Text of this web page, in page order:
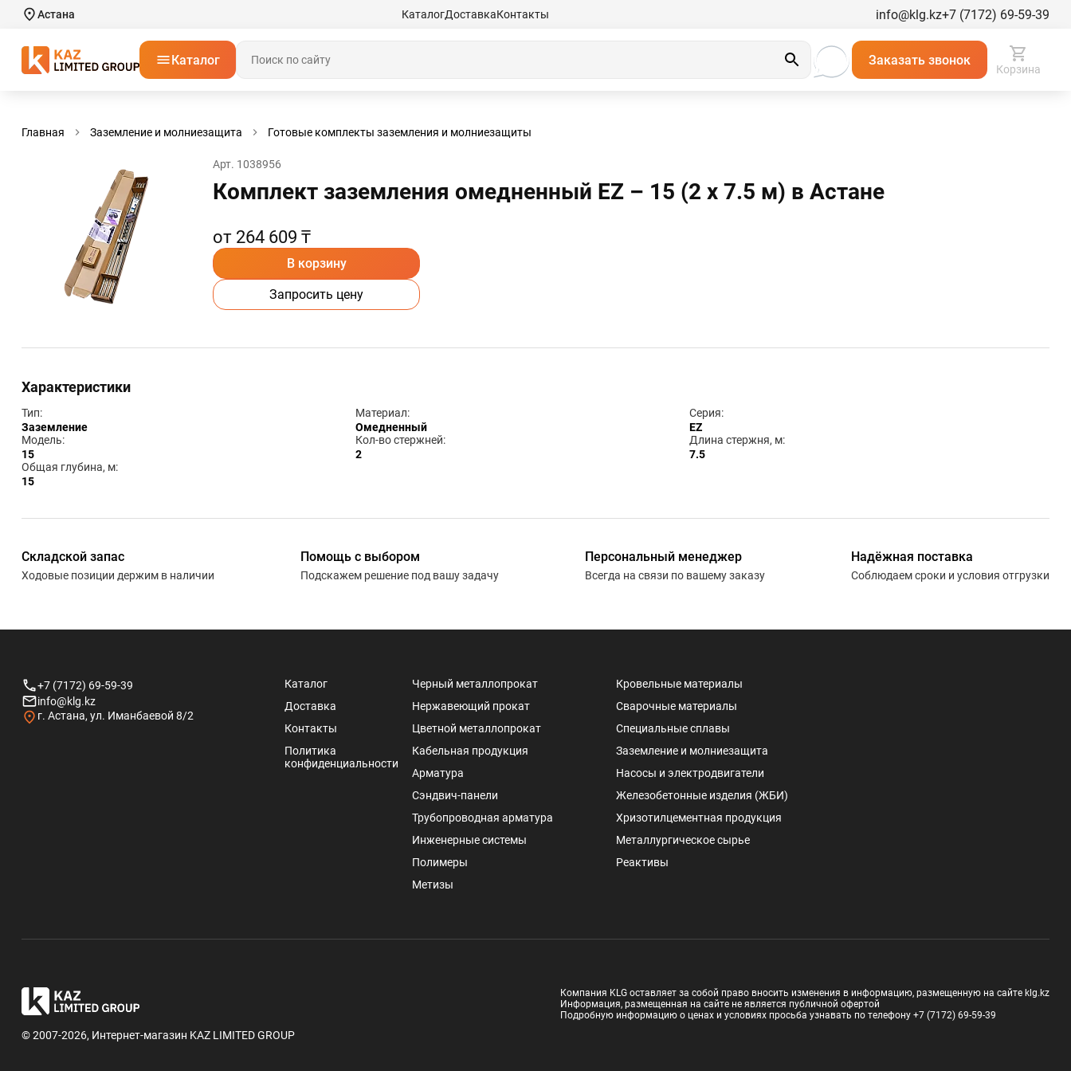
Астана КаталогДоставкаКонтакты info@klg.kz+7 (7172) 69-59-39
Каталог Заказать звонок
Корзина
Главная Заземление и молниезащита Готовые комплекты заземления и молниезащиты
Арт. 1038956
Комплект заземления омедненный EZ – 15 (2 х 7.5 м) в Астанe
от 264 609 ₸
В корзину
Запросить цену
Характеристики
Тип:
Заземление
Материал:
Омедненный
Серия:
EZ
Модель:
15
Кол-во стержней:
2
Длина стержня, м:
7.5
Общая глубина, м:
15
Складской запас
Ходовые позиции держим в наличии
Помощь с выбором
Подскажем решение под вашу задачу
Персональный менеджер
Всегда на связи по вашему заказу
Надёжная поставка
Соблюдаем сроки и условия отгрузки
+7 (7172) 69-59-39
info@klg.kz
г. Астана, ул. Иманбаевой 8/2
Каталог
Доставка
Контакты
Политика
конфиденциальности
Черный металлопрокат
Нержавеющий прокат
Цветной металлопрокат
Кабельная продукция
Арматура
Сэндвич-панели
Трубопроводная арматура
Инженерные системы
Полимеры
Метизы
Кровельные материалы
Сварочные материалы
Специальные сплавы
Заземление и молниезащита
Насосы и электродвигатели
Железобетонные изделия (ЖБИ)
Хризотилцементная продукция
Металлургическое сырье
Реактивы
© 2007-2026, Интернет-магазин KAZ LIMITED GROUP
Компания KLG оставляет за собой право вносить изменения в информацию, размещенную на сайте klg.kz
Информация, размещенная на сайте не является публичной офертой
Подробную информацию о ценах и условиях просьба узнавать по телефону +7 (7172) 69-59-39